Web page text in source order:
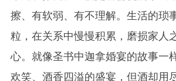
擦、有软弱、有不理解。生活的琐
粒，在关系中慢慢积累，磨损家人
心。就像圣书中迦拿婚宴的故事一
欢笑、酒香四溢的盛宴，但酒却用